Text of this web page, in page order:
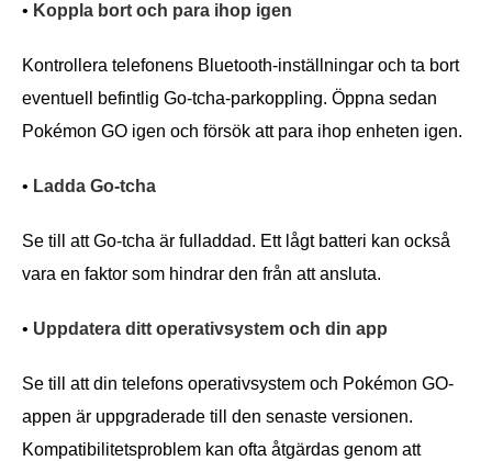
• Koppla bort och para ihop igen
Kontrollera telefonens Bluetooth-inställningar och ta bort
eventuell befintlig Go-tcha-parkoppling. Öppna sedan
Pokémon GO igen och försök att para ihop enheten igen.
• Ladda Go-tcha
Se till att Go-tcha är fulladdad. Ett lågt batteri kan också
vara en faktor som hindrar den från att ansluta.
• Uppdatera ditt operativsystem och din app
Se till att din telefons operativsystem och Pokémon GO-
appen är uppgraderade till den senaste versionen.
Kompatibilitetsproblem kan ofta åtgärdas genom att